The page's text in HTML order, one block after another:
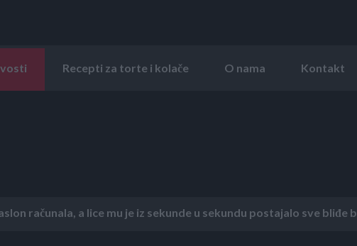
Recepti za torte i kolače O nama Kontakt
računala, a lice mu je iz sekunde u sekundu postajalo sve bliđe